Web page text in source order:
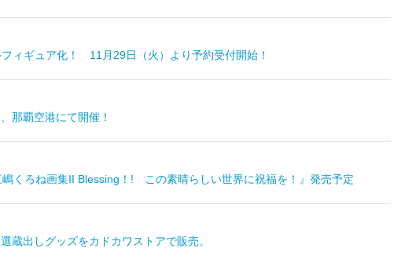
ィギュア化！ 11月29日（火）より予約受付開始！
那覇空港にて開催！
くろね画集II Blessing！! この素晴らしい世界に祝福を！』発売予定
蔵出しグッズをカドカワストアで販売。